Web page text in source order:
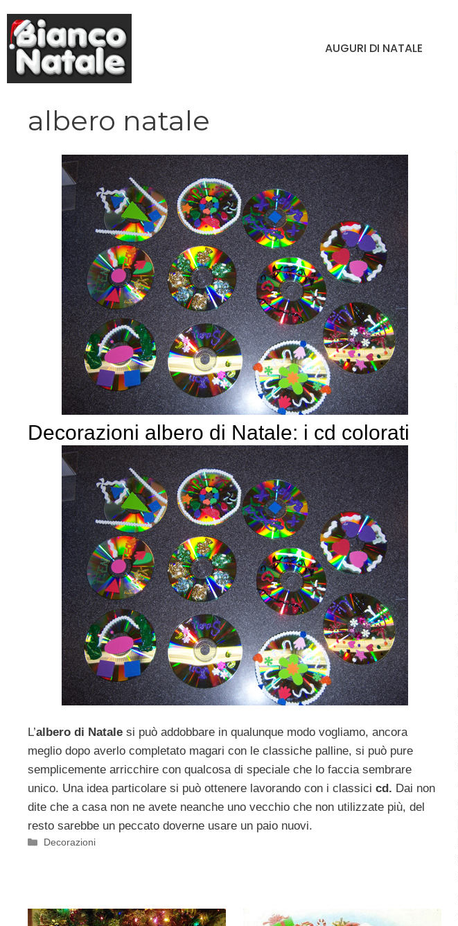
contenuto
AUGURI DI NATALE
albero natale
Decorazioni albero di Natale: i cd colorati
L’albero di Natale si può addobbare in qualunque modo vogliamo, ancora
meglio dopo averlo completato magari con le classiche palline, si può pure
semplicemente arricchire con qualcosa di speciale che lo faccia sembrare
unico. Una idea particolare si può ottenere lavorando con i classici cd. Dai non
dite che a casa non ne avete neanche uno vecchio che non utilizzate più, del
resto sarebbe un peccato doverne usare un paio nuovi.
Categorie
Decorazioni